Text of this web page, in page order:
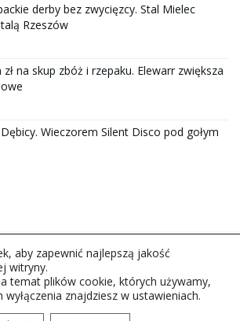
derby bez zwycięzcy. Stal Mielec
Rzeszów
zł na skup zbóż i rzepaku. Elewarr zwiększa
Wieczorem Silent Disco pod gołym
Radio Rzeszów S.A. w likwidacj.
aby zapewnić najlepszą jakość
witryny.
temat plików cookie, których używamy,
znajdziesz w ustawieniach.